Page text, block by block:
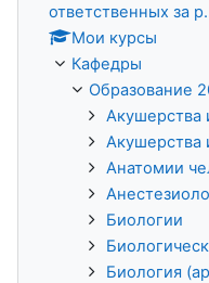
ответственных за
Мои курсы
Кафедры
Образование
Акушерства
Акушерства
Анатомии
Биологии
Биология